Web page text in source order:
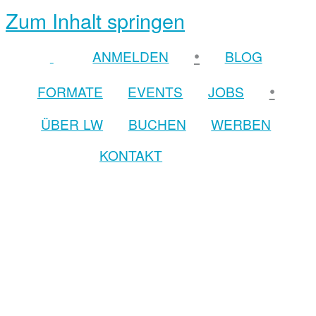
Zum Inhalt springen
ANMELDEN •
BLOG
FORMATE
EVENTS JOBS •
ÜBER LW BUCHEN
WERBEN
KONTAKT